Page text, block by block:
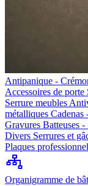
Antipanique -
Accessoires de porte
Serrure meubles
métalliques
Gravures Batteuses -
Divers Serrures et
Plaques
Organigramme de